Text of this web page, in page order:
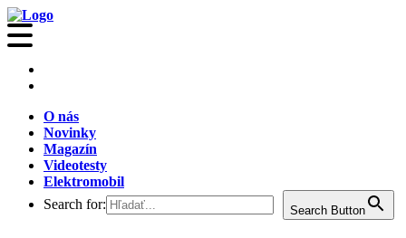
O nás
Novinky
Magazín
Videotesty
Elektromobil
Search for:
Search Button